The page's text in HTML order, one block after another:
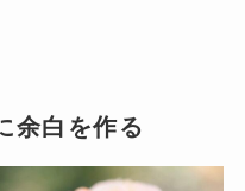
余白を作る